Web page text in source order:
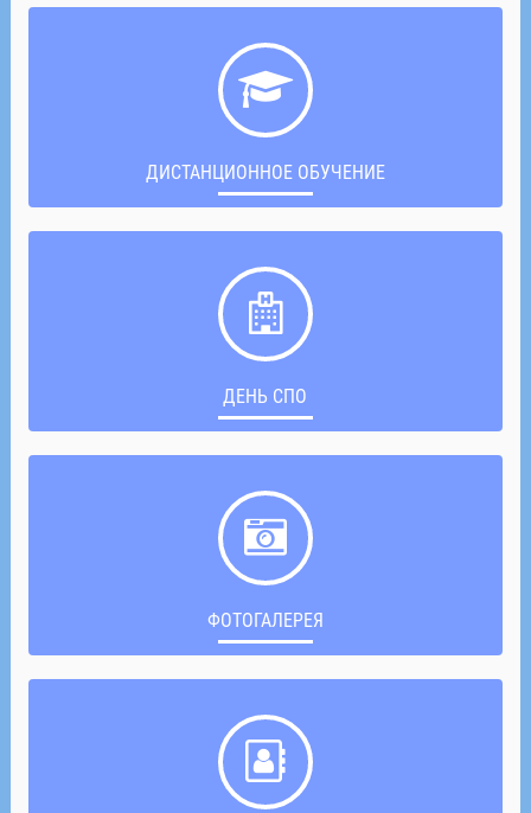
ДИСТАНЦИОННОЕ ОБУЧЕНИЕ
ДЕНЬ СПО
ФОТОГАЛЕРЕЯ